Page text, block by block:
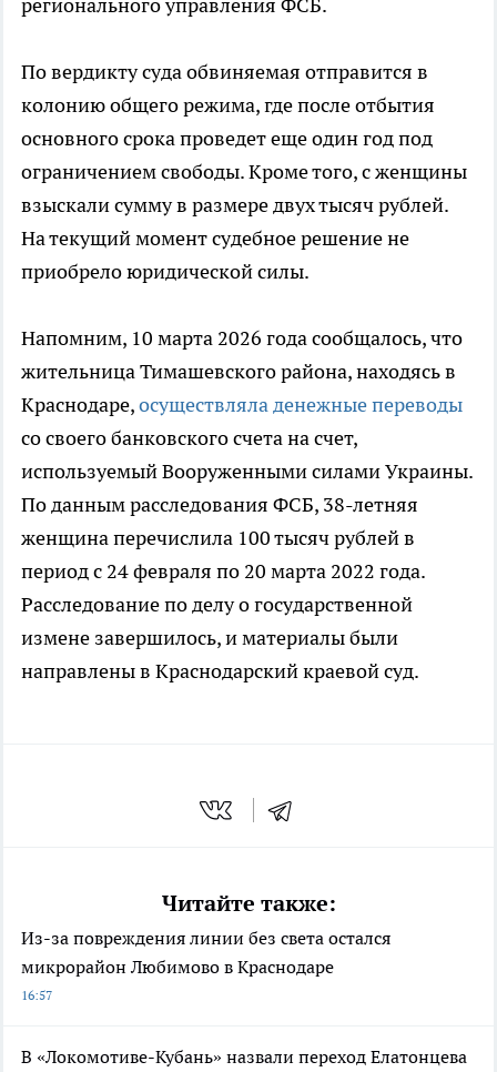
регионального управления ФСБ.
По вердикту суда обвиняемая отправится в
колонию общего режима, где после отбытия
основного срока проведет еще один год под
ограничением свободы. Кроме того, с женщины
взыскали сумму в размере двух тысяч рублей.
На текущий момент судебное решение не
приобрело юридической силы.
Напомним, 10 марта 2026 года сообщалось, что
жительница Тимашевского района, находясь в
Краснодаре,осуществляла денежные переводы
со своего банковского счета на счет,
используемый Вооруженными силами Украины.
По данным расследования ФСБ, 38-летняя
женщина перечислила 100 тысяч рублей в
период с 24 февраля по 20 марта 2022 года.
Расследование по делу о государственной
измене завершилось, и материалы были
направлены в Краснодарский краевой суд.
Читайте также:
Из-за повреждения линии без света остался
микрорайон Любимово в Краснодаре
16:57
В «Локомотиве-Кубань» назвали переход Елатонцева